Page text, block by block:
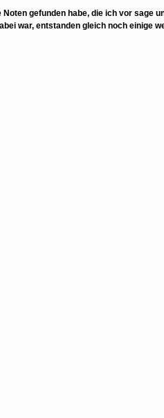
gefunden habe, die ich vor sage
war, entstanden gleich noch einige